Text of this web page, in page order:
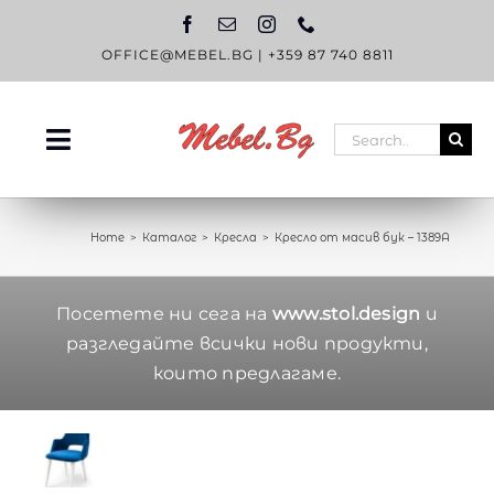
OFFICE@MEBEL.BG | +359 87 740 8811
Toggle
НАЧАЛО
OUTLET
ЗА НАС
КОНТАКТИ
Search
for:
Home Каталог Кресла Кресло от масив бук – 1389А
Посетете ни сега на www.stol.design и
разгледайте всички нови продукти,
които предлагаме.